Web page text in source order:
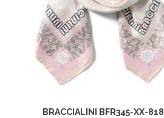
BRACCIALINI BFR345-XX-818